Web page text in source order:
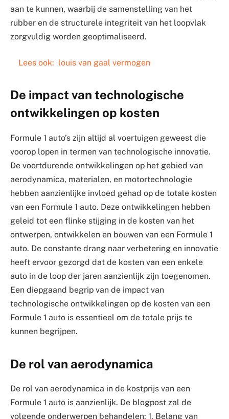
aan te kunnen, waarbij de samenstelling van het
rubber en de structurele integriteit van het loopvlak
zorgvuldig worden geoptimaliseerd.
Lees ook: louis van gaal vermogen
De impact van technologische
ontwikkelingen op kosten
Formule 1 auto’s zijn altijd al voertuigen geweest die
voorop lopen in termen van technologische innovatie.
De voortdurende ontwikkelingen op het gebied van
aerodynamica, materialen, en motortechnologie
hebben aanzienlijke invloed gehad op de totale kosten
van een Formule 1 auto. Deze ontwikkelingen hebben
geleid tot een flinke stijging in de kosten van het
ontwerpen, ontwikkelen en bouwen van een Formule 1
auto. De constante drang naar verbetering en innovatie
heeft ervoor gezorgd dat de kosten van een enkele
auto in de loop der jaren aanzienlijk zijn toegenomen.
Een diepgaand begrip van de impact van
technologische ontwikkelingen op de kosten van een
Formule 1 auto is essentieel om de totale prijs te
kunnen begrijpen.
De rol van aerodynamica
De rol van aerodynamica in de kostprijs van een
Formule 1 auto is aanzienlijk. De blogpost zal de
volgende onderwerpen behandelen: 1. Belang van